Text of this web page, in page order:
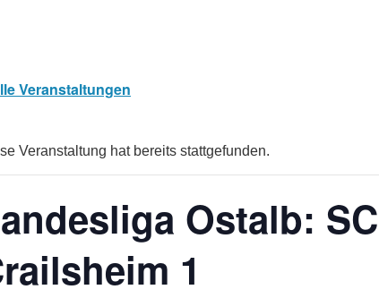
Veranstaltungen
Veranstaltung hat bereits stattgefunden.
Ostalb:
1